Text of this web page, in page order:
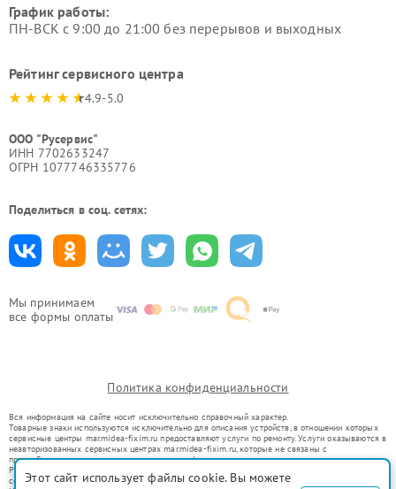
Мы принимаем
все формы оплаты
График работы:
ПН-ВСК с 9:00 до 21:00 без перерывов и выходных
Рейтинг сервисного центра
4.9-5.0
ООО "Русервис"
ИНН 7702633247
ОГРН 1077746335776
Поделиться в соц. сетях:
Политика конфиденциальности
Вся информация на сайте носит исключительно справочный характер.
Товарные знаки используются исключительно для описания устройств, в отношении которых
сервисные центры mar.midea-fixim.ru предоставляют услуги по ремонту. Услуги оказываются в
неавторизованных сервисных центрах mar.midea-fixim.ru, которые не связаны с
правообладателями товарных знаков или их официальными представителями.
Ремонт осуществляется для устройств, уже введенных в гражданский оборот в соответствии
со статьей 1487 ГК РФ.
Этот сайт использует файлы cookie. Вы можете